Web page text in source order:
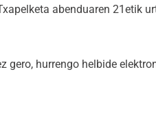
abenduaren 21etik
gero, hurrengo helbide